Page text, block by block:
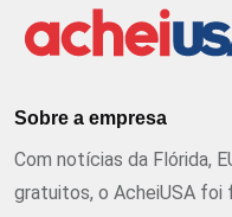
Sobre a empresa
Com notícias da Flórida,
gratuitos, o AcheiUSA foi